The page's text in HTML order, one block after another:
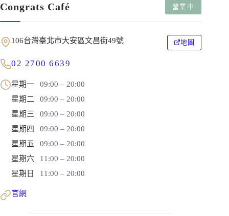
Congrats Café 營業中
106台灣臺北市大安區文昌街49號 地圖
02 2700 6639
星期一
09:00 – 20:00
星期二
09:00 – 20:00
星期三
09:00 – 20:00
星期四
09:00 – 20:00
星期五
09:00 – 20:00
星期六
11:00 – 20:00
星期日
11:00 – 20:00
官網